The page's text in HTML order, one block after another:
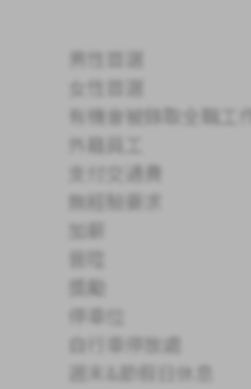
男性首選
女性首選
有機會被錄取全職工作
外籍員工
支付交通費
無經驗要求
加薪
獎勵
停車位
自行車停放處
週末&節假日休息